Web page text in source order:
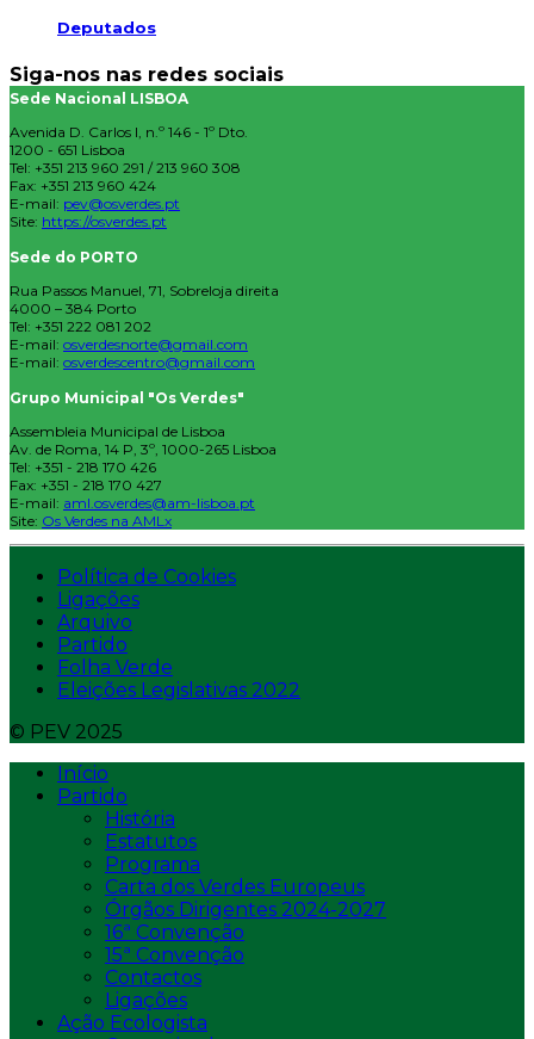
Deputados
Siga-nos nas redes sociais
Sede Nacional LISBOA
Avenida D. Carlos I, n.º 146 - 1º Dto.
1200 - 651 Lisboa
Tel: +351 213 960 291 / 213 960 308
Fax: +351 213 960 424
E-mail: pev@osverdes.pt
Site: https://osverdes.pt
Sede do PORTO
Rua Passos Manuel, 71, Sobreloja direita
4000 – 384 Porto
Tel: +351 222 081 202
E-mail: osverdesnorte@gmail.com
E-mail: osverdescentro@gmail.com
Grupo Municipal "Os Verdes"
Assembleia Municipal de Lisboa
Av. de Roma, 14 P, 3º, 1000-265 Lisboa
Tel: +351 - 218 170 426
Fax: +351 - 218 170 427
E-mail: aml.osverdes@am-lisboa.pt
Site: Os Verdes na AMLx
Política de Cookies
Ligações
Arquivo
Partido
Folha Verde
Eleições Legislativas 2022
© PEV 2025
Início
Partido
História
Estatutos
Programa
Carta dos Verdes Europeus
Órgãos Dirigentes 2024-2027
16ª Convenção
15ª Convenção
Contactos
Ligações
Ação Ecologista